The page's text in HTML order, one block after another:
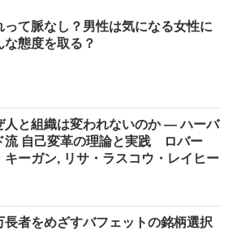
って脈なし？男性は気になる女性に
な態度を取る？
人と組織は変われないのか ― ハーバ
流 自己変革の理論と実践 ロバー
キーガン, リサ・ラスコウ・レイヒー
長者をめざすバフェットの銘柄選択